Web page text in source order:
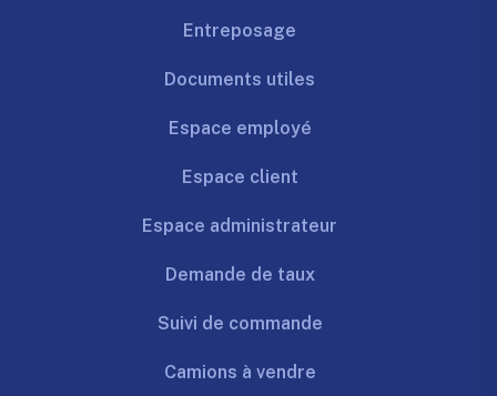
Entreposage
Documents utiles
Espace employé
Espace client
Espace administrateur
Demande de taux
Suivi de commande
Camions à vendre